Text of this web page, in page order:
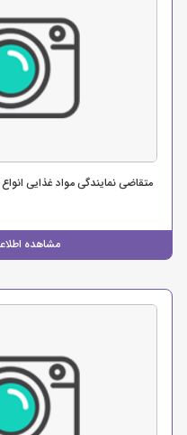
مشاهده
متقاضی نمایندگی مواد غذایی